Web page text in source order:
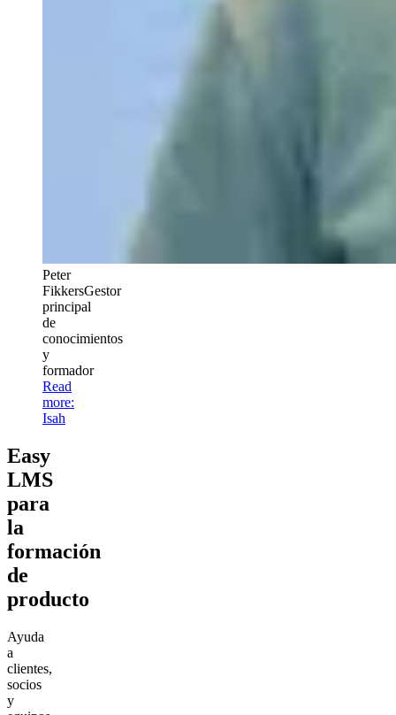
Peter
FikkersGestor
principal
de
conocimientos
y
formador
Read
more:
Isah
Easy
LMS
para
la
formación
de
producto
Ayuda
a
clientes,
socios
y